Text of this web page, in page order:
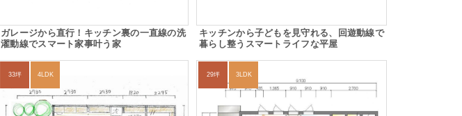
ガレージから直行！キッチン裏の一直線の洗
濯動線でスマート家事叶う家
キッチンから子どもを見守れる、回遊動線で
暮らし整うスマートライフな平屋
33坪 4LDK 29坪 3LDK